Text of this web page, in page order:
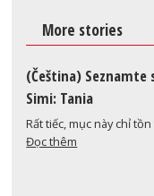
More stories
(Čeština)
Simi: Tania
Rất tiếc, mục này chỉ
Đọc thêm